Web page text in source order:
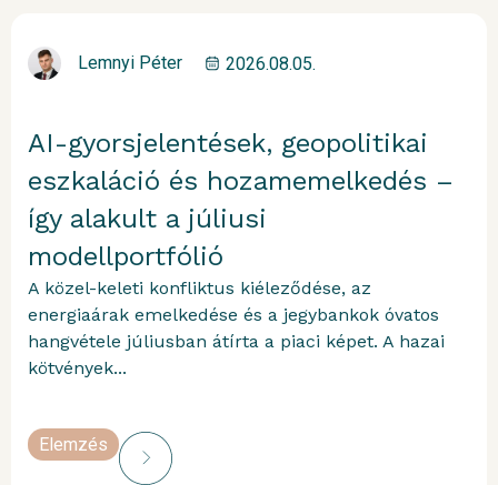
Lemnyi Péter 2026.08.05.
AI-gyorsjelentések, geopolitikai
eszkaláció és hozamemelkedés –
így alakult a júliusi
modellportfólió
A közel-keleti konfliktus kiéleződése, az
energiaárak emelkedése és a jegybankok óvatos
hangvétele júliusban átírta a piaci képet. A hazai
kötvények...
Elemzés